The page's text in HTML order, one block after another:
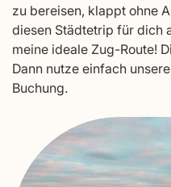
zu bereisen, klappt ohne
diesen Städtetrip für dich
meine ideale Zug-Route!
Dann nutze einfach
Buchung.